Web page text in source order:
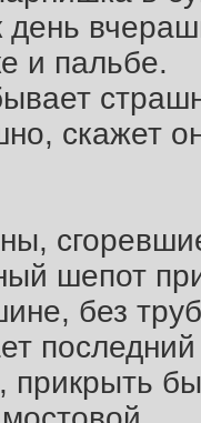
день
и пальбе.
скажет
шепот
без
прикрыть